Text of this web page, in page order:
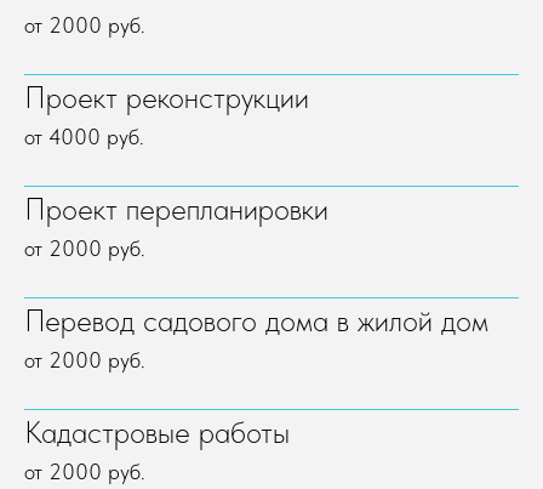
от 2000 руб.
Проект реконструкции
от 4000 руб.
Проект перепланировки
от 2000 руб.
Перевод садового дома в жилой дом
от 2000 руб.
Кадастровые работы
от 2000 руб.